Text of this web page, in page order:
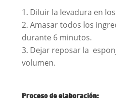
Diluir la levadura en
Amasar todos los
durante 6 minutos.
Dejar reposar la
volumen.
Proceso de elaboración: